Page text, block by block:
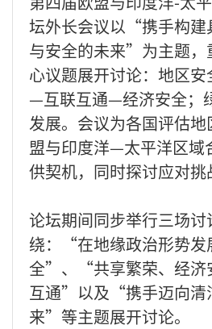
坛外长会议以“携手构建
与安全的未来”为主题，
心议题展开讨论：地区
—互联互通—经济安全；
发展。会议为各国评估
盟与印度洋—太平洋区域
供契机，同时探讨应对挑
论坛期间同步举行三场
绕：“在地缘政治形势发
全”、“共享繁荣、经济
互通”以及“携手迈向清
来”等主题展开讨论。